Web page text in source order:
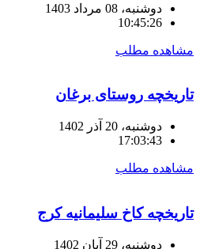
دوشنبه، 08 مرداد 1403
10:45:26
مشاهده مطلب
تاریخچه روستای برغان
دوشنبه، 20 آذر 1402
17:03:43
مشاهده مطلب
تاریخچه کاخ سلیمانیه کرج
دوشنبه، 29 آبان 1402